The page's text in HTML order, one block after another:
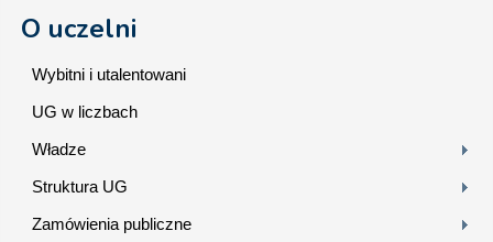
O uczelni
Wybitni i utalentowani
UG w liczbach
Władze
Struktura UG
Zamówienia publiczne